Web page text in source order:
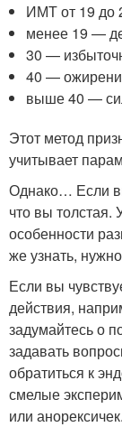
ИМТ от 19 до
менее 19 —
30 —
40 —
выше 40 —
Этот метод
учитывает
Однако… Если
что вы толстая.
особенности
же узнать,
Если вы
действия,
задумайтесь о
задавать
обратиться к
смелые
или анорексичек.